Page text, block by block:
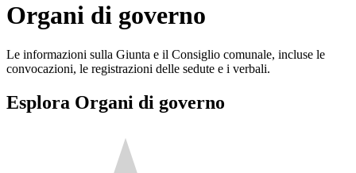
Organi di governo
Le informazioni sulla Giunta e il Consiglio comunale, incluse le
convocazioni, le registrazioni delle sedute e i verbali.
Esplora Organi di governo